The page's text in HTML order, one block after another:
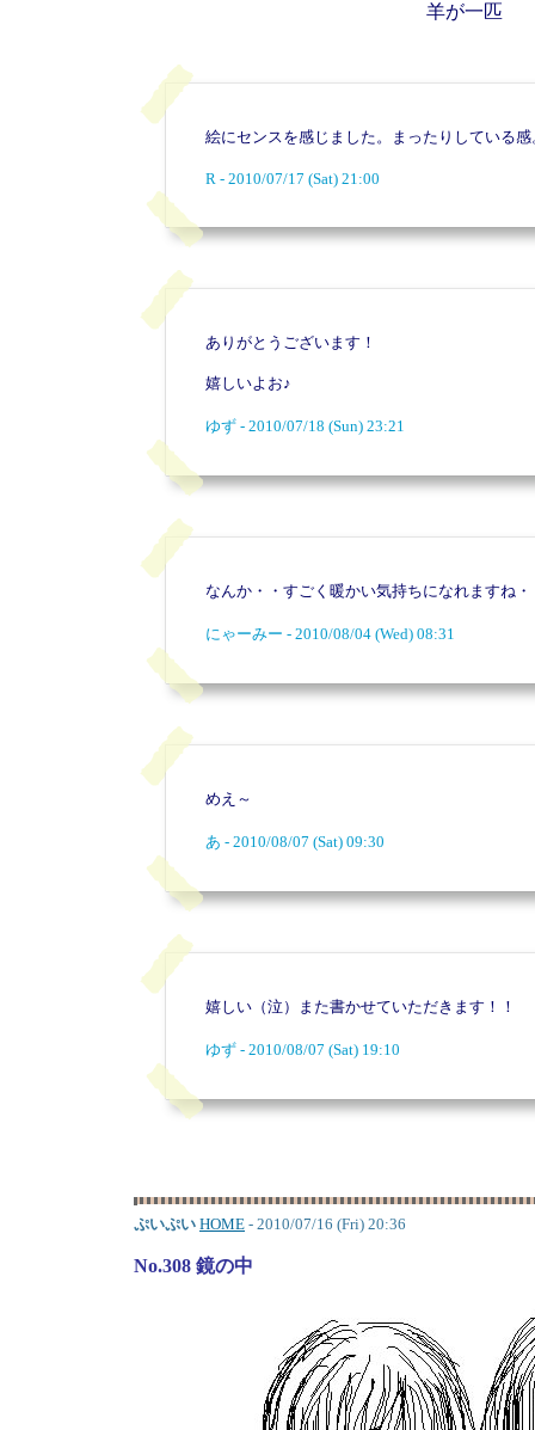
羊が一匹
絵にセンスを感じました。まったりしている
R - 2010/07/17 (Sat) 21:00
ありがとうございます！
嬉しいよお♪
ゆず - 2010/07/18 (Sun) 23:21
なんか・・すごく暖かい気持ちになれますね・
にゃーみー - 2010/08/04 (Wed) 08:31
めえ～
あ - 2010/08/07 (Sat) 09:30
嬉しい（泣）また書かせていただきます！！
ゆず - 2010/08/07 (Sat) 19:10
ぷいぷい HOME - 2010/07/16 (Fri) 20:36
No.308 鏡の中